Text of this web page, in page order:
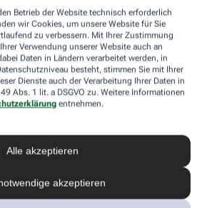
Betrieb der Website technisch erforderlich
wir Cookies, um unsere Website für Sie
zu verbessern. Mit Ihrer Zustimmung
Verwendung unserer Website auch an
Daten in Ländern verarbeitet werden, in
besteht, stimmen Sie mit Ihrer
Dienste auch der Verarbeitung Ihrer Daten in
Abs. 1 lit. a DSGVO zu. Weitere Informationen
entnehmen.
Alle akzeptieren
akzeptieren